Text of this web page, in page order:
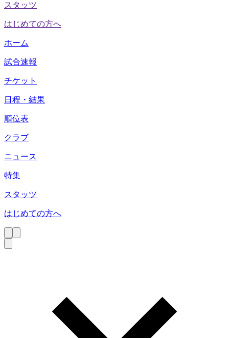
スタッツ
はじめての方へ
ホーム
試合速報
チケット
日程・結果
順位表
クラブ
ニュース
特集
スタッツ
はじめての方へ